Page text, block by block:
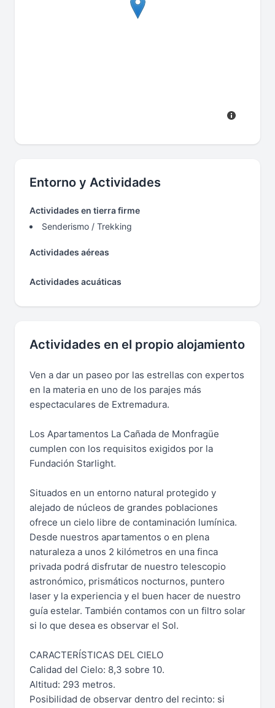
Entorno y Actividades
Actividades en tierra firme
Senderismo / Trekking
Actividades aéreas
Actividades acuáticas
Actividades en el propio alojamiento
Ven a dar un paseo por las estrellas con expertos
en la materia en uno de los parajes más
espectaculares de Extremadura.
Los Apartamentos La Cañada de Monfragüe
cumplen con los requisitos exigidos por la
Fundación Starlight.
Situados en un entorno natural protegido y
alejado de núcleos de grandes poblaciones
ofrece un cielo libre de contaminación lumínica.
Desde nuestros apartamentos o en plena
naturaleza a unos 2 kilómetros en una finca
privada podrá disfrutar de nuestro telescopio
astronómico, prismáticos nocturnos, puntero
laser y la experiencia y el buen hacer de nuestro
guía estelar. También contamos con un filtro solar
si lo que desea es observar el Sol.
CARACTERÍSTICAS DEL CIELO
Calidad del Cielo: 8,3 sobre 10.
Altitud: 293 metros.
Posibilidad de observar dentro del recinto: si